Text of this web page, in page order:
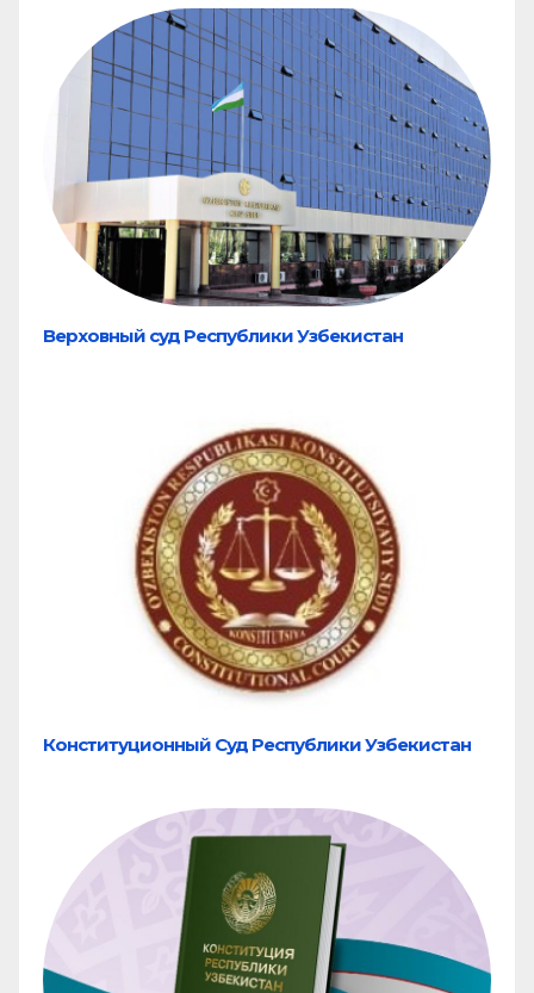
Верховный суд Республики Узбекистан
Конституционный Суд Республики Узбекистан